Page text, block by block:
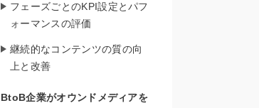
フェーズごとのKPI設定とパフ
ォーマンスの評価
継続的なコンテンツの質の向
上と改善
BtoB企業がオウンドメディアを